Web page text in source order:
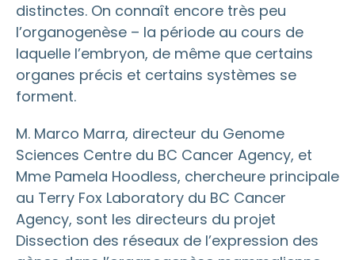
distinctes. On connaît encore très peu
l’organogenèse – la période au cours de
laquelle l’embryon, de même que certains
organes précis et certains systèmes se
forment.
M. Marco Marra, directeur du Genome
Sciences Centre du BC Cancer Agency, et
Mme Pamela Hoodless, chercheure principale
au Terry Fox Laboratory du BC Cancer
Agency, sont les directeurs du projet
Dissection des réseaux de l’expression des